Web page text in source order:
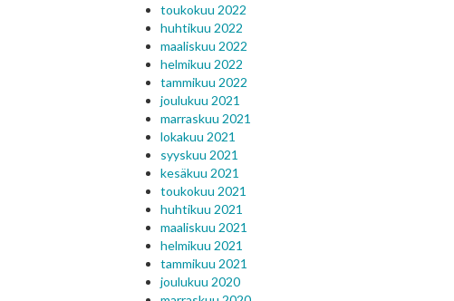
toukokuu 2022
huhtikuu 2022
maaliskuu 2022
helmikuu 2022
tammikuu 2022
joulukuu 2021
marraskuu 2021
lokakuu 2021
syyskuu 2021
kesäkuu 2021
toukokuu 2021
huhtikuu 2021
maaliskuu 2021
helmikuu 2021
tammikuu 2021
joulukuu 2020